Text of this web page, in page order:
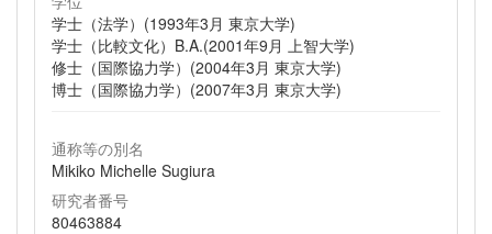
学士（法学）(1993年3月 東京大学)
学士（比較文化）B.A.(2001年9月 上智大学)
修士（国際協力学）(2004年3月 東京大学)
博士（国際協力学）(2007年3月 東京大学)
通称等の別名
Mikiko Michelle Sugiura
研究者番号
80463884